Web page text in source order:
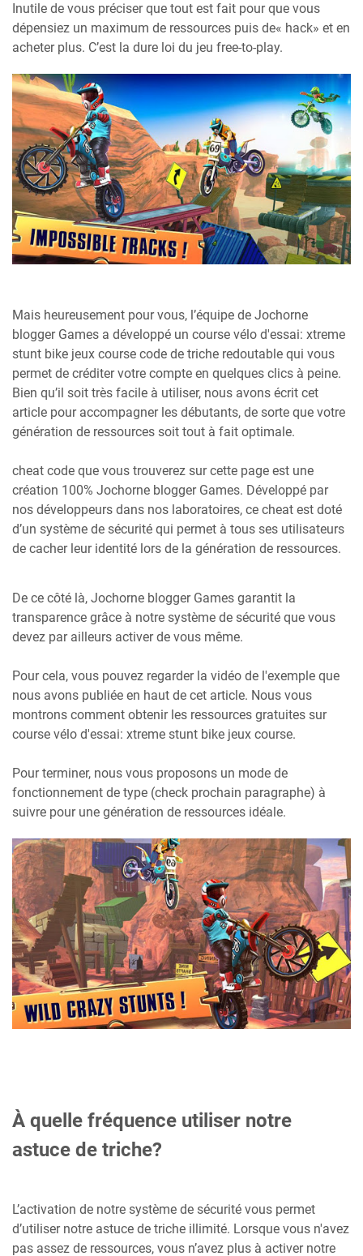
Inutile de vous préciser que tout est fait pour que vous
dépensiez un maximum de ressources puis de« hack» et en
acheter plus. C’est la dure loi du jeu free-to-play.
Mais heureusement pour vous, l’équipe de Jochorne
blogger Games a développé un course vélo d'essai: xtreme
stunt bike jeux course code de triche redoutable qui vous
permet de créditer votre compte en quelques clics à peine.
Bien qu’il soit très facile à utiliser, nous avons écrit cet
article pour accompagner les débutants, de sorte que votre
génération de ressources soit tout à fait optimale.
cheat code que vous trouverez sur cette page est une
création 100% Jochorne blogger Games. Développé par
nos développeurs dans nos laboratoires, ce cheat est doté
d’un système de sécurité qui permet à tous ses utilisateurs
de cacher leur identité lors de la génération de ressources.
De ce côté là, Jochorne blogger Games garantit la
transparence grâce à notre système de sécurité que vous
devez par ailleurs activer de vous même.
Pour cela, vous pouvez regarder la vidéo de l'exemple que
nous avons publiée en haut de cet article. Nous vous
montrons comment obtenir les ressources gratuites sur
course vélo d'essai: xtreme stunt bike jeux course.
Pour terminer, nous vous proposons un mode de
fonctionnement de type (check prochain paragraphe) à
suivre pour une génération de ressources idéale.
À quelle fréquence utiliser notre
astuce de triche?
L’activation de notre système de sécurité vous permet
d’utiliser notre astuce de triche illimité. Lorsque vous n'avez
pas assez de ressources, vous n’avez plus à activer notre